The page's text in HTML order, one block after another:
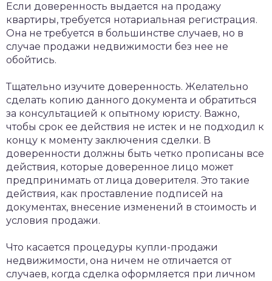
Если доверенность выдается на продажу
квартиры, требуется нотариальная регистрация.
Она не требуется в большинстве случаев, но в
случае продажи недвижимости без нее не
обойтись.
Тщательно изучите доверенность. Желательно
сделать копию данного документа и обратиться
за консультацией к опытному юристу. Важно,
чтобы срок ее действия не истек и не подходил к
концу к моменту заключения сделки. В
доверенности должны быть четко прописаны все
действия, которые доверенное лицо может
предпринимать от лица доверителя. Это такие
действия, как проставление подписей на
документах, внесение изменений в стоимость и
условия продажи.
Что касается процедуры купли-продажи
недвижимости, она ничем не отличается от
случаев, когда сделка оформляется при личном